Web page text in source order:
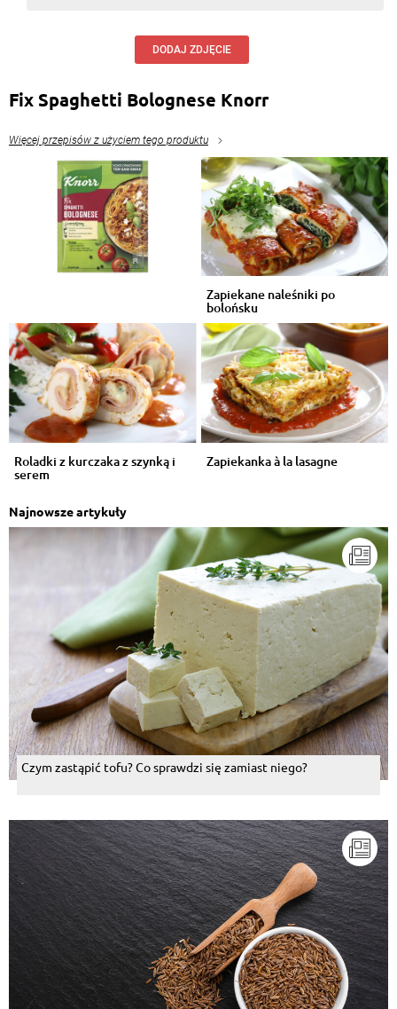
DODAJ ZDJĘCIE
Fix Spaghetti Bolognese Knorr
Więcej przepisów z użyciem tego produktu
Zapiekane naleśniki po
bolońsku
Roladki z kurczaka z szynką i
serem
Zapiekanka à la lasagne
Najnowsze artykuły
Czym zastąpić tofu? Co sprawdzi się zamiast niego?